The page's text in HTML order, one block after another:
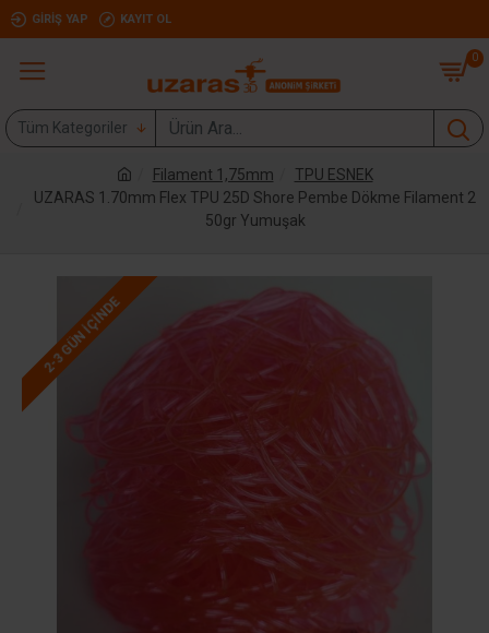
GIRIŞ YAP KAYIT OL
0
Tüm Kategoriler
Filament 1,75mm
TPU ESNEK
UZARAS 1.70mm Flex TPU 25D Shore Pembe Dökme Filament 2
50gr Yumuşak
2-3 GÜN IÇINDE